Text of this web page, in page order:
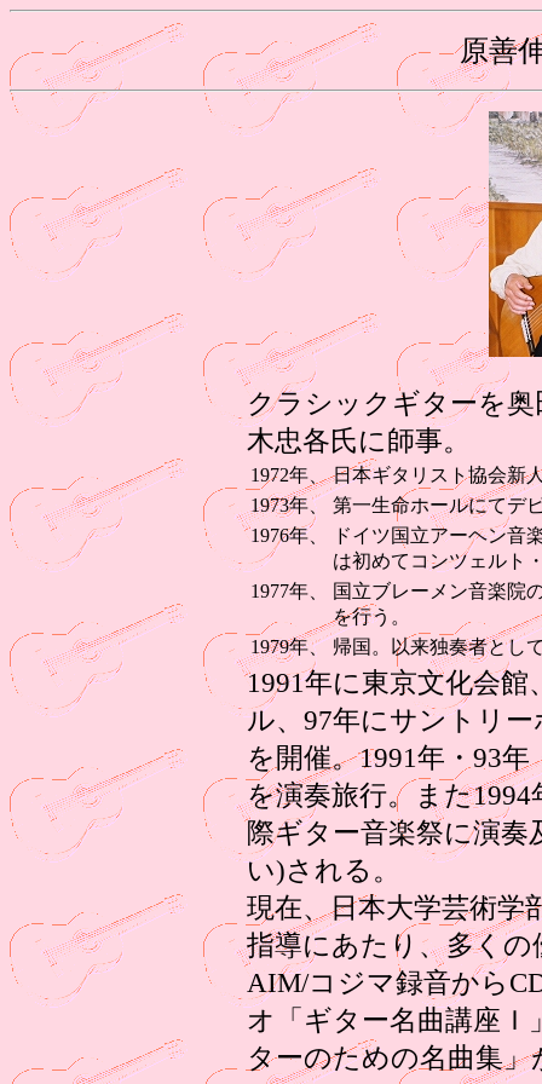
原善
クラシックギターを
木忠各氏に師事。
1972年、 日本ギタリスト協会新
1973年、 第一生命ホールにてデ
1976年、
ドイツ国立アーヘン音
は初めてコンツェルト
1977年、
国立ブレーメン音楽院
を行う。
1979年、 帰国。以来独奏者とし
1991年に東京文化会館
ル、97年にサントリ
を開催。1991年・93
を演奏旅行。また
際ギター音楽祭に演
い)される。
現在、日本大学芸術学
指導にあたり、多く
AIM/コジマ録音から
オ「ギター名曲講座
ターのための名曲集